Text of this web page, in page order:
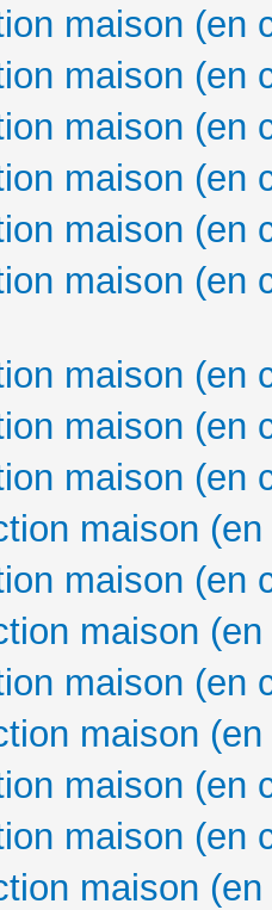
maison (en
maison (en
maison (en
maison (en
maison (en
maison (en
maison (en
maison (en
maison (en
maison
maison (en
maison
maison (en
maison
maison (en
maison (en
maison